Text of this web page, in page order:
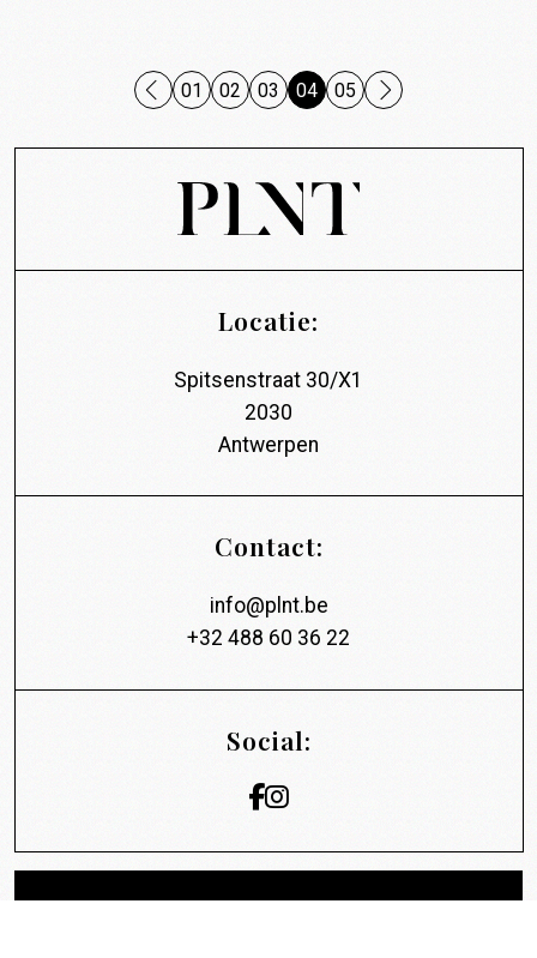
01 02 03 04 05
Locatie:
Spitsenstraat 30/X1
2030
Antwerpen
Contact:
info@plnt.be
+32 488 60 36 22
Social: